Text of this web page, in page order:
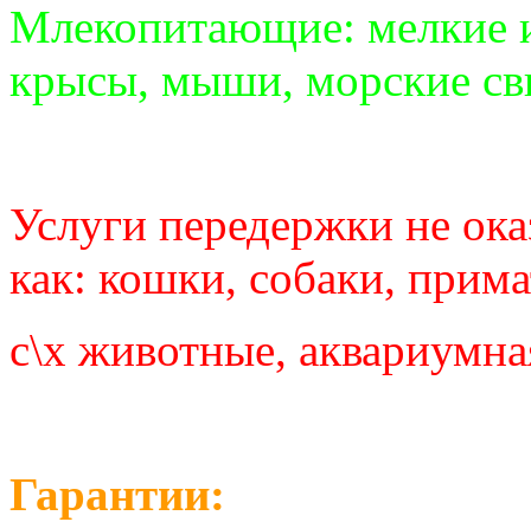
Млекопитающие: мелкие
крысы, мыши, морские
Услуги передержки не
как: кошки, собаки,
с\х животные,
Гарантии: